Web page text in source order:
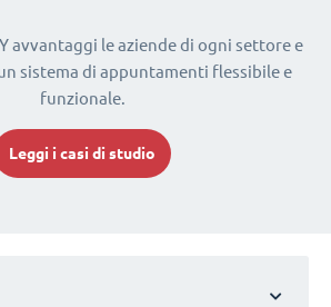
avvantaggi le aziende di ogni settore e
sistema di appuntamenti flessibile e
funzionale.
Leggi i casi di studio